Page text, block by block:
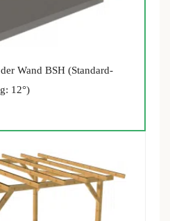
Wand BSH (Standard-
12°)